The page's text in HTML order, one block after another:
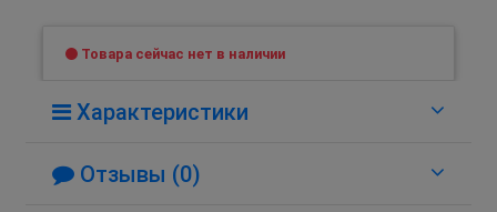
Товара сейчас нет в наличии
Характеристики
Отзывы (0)